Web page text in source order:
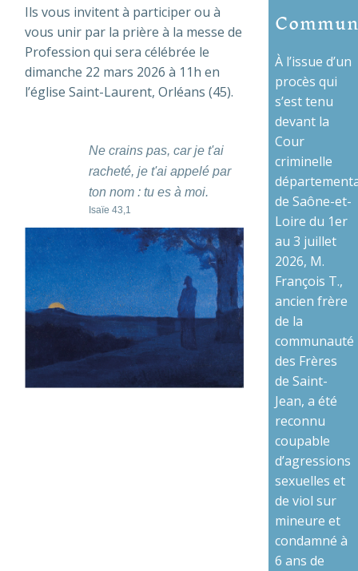
Ils vous invitent à participer ou à
vous unir par la prière à la messe de
Profession qui sera célébrée le
dimanche 22 mars 2026 à 11h en
l’église Saint-Laurent, Orléans (45).
Ne crains pas, car je t'ai
racheté, je t'ai appelé par
ton nom : tu es à moi.
Isaïe 43,1
À l’issue d’un
procès qui
s’est tenu
devant la
Cour
criminelle
de Saône-et-
Loire du 1er
au 3 juillet
2026, M.
François T.,
ancien frère
de la
communauté
des Frères
de Saint-
Jean, a été
reconnu
coupable
d’agressions
sexuelles et
de viol sur
mineure et
condamné à
6 ans de